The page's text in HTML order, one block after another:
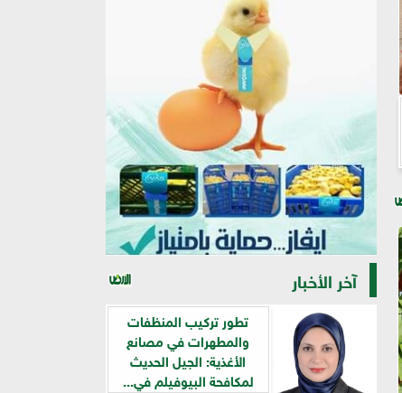
آخر الأخبار
تطور تركيب المنظفات
والمطهرات في مصانع
الأغذية: الجيل الحديث
لمكافحة البيوفيلم في...